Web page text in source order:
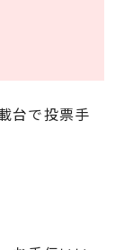
台で投票手